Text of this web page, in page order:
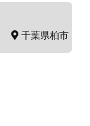
千葉県柏市